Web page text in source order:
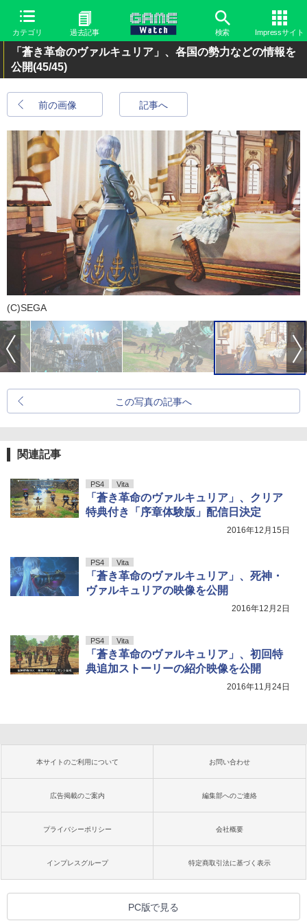
カテゴリ 過去記事 検索 Impressサイト
「蒼き革命のヴァルキュリア」、各国の勢力などの情報を
公開(45/45)
前の画像 記事へ
(C)SEGA
この写真の記事へ
関連記事
PS4 Vita
「蒼き革命のヴァルキュリア」、クリア
特典付き「序章体験版」配信日決定
2016年12月15日
PS4 Vita
「蒼き革命のヴァルキュリア」、死神・
ヴァルキュリアの映像を公開
2016年12月2日
PS4 Vita
「蒼き革命のヴァルキュリア」、初回特
典追加ストーリーの紹介映像を公開
2016年11月24日
本サイトのご利用について お問い合わせ
広告掲載のご案内 編集部へのご連絡
プライバシーポリシー 会社概要
インプレスグループ 特定商取引法に基づく表示
PC版で見る